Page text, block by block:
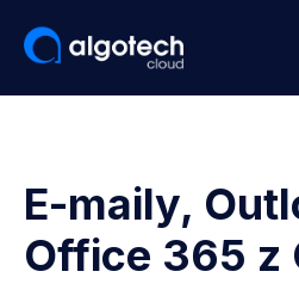
E-maily,
Office 365 z